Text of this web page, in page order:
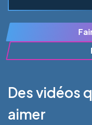
Des vidéos
aimer